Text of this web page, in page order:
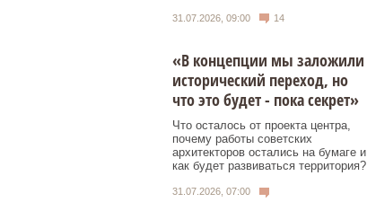
31.07.2026, 09:00 14
«В концепции мы заложили
исторический переход, но
что это будет - пока секрет»
Что осталось от проекта центра,
почему работы советских
архитекторов остались на бумаге и
как будет развиваться территория?
31.07.2026, 07:00